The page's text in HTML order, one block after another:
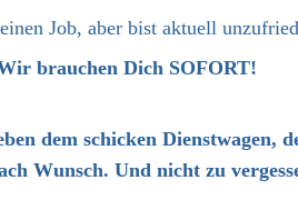
Job, aber bist aktuell
brauchen Dich SOFORT!
dem schicken Dienstwagen,
Wunsch. Und nicht zu